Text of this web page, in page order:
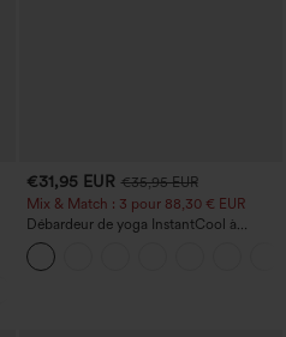
€31,95 EUR €35,95 EUR
Mix & Match : 3 pour 88,30 € EUR
Débardeur de yoga InstantCool à
encolure en U et ourlet arrondi –
UPF50+